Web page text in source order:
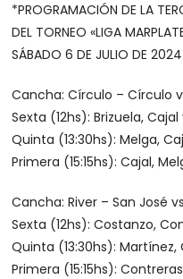
*PROGRAMACIÓN DE LA
DEL TORNEO «LIGA
SÁBADO 6 DE JULIO DE
Cancha: Círculo – Círculo
Sexta (12hs): Brizuela,
Quinta (13:30hs): Melga,
Primera (15:15hs): Cajal,
Cancha: River – San José
Sexta (12hs): Costanzo,
Quinta (13:30hs):
Primera (15:15hs):